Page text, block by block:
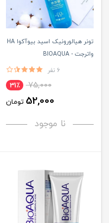
تونر هیالورونیک اسید بیوآکوا HA
واترجت - BIOAQUA
6 نفر
75,000 31٪
52,000 تومان
نا موجود